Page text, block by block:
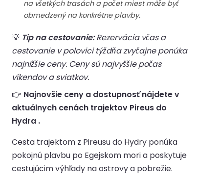
na všetkých trasách a počet miest môže byť
obmedzený na konkrétne plavby.
💡 Tip na cestovanie:Rezervácia včas a
cestovanie v polovici týždňa zvyčajne ponúka
najnižšie ceny. Ceny sú najvyššie počas
víkendov a sviatkov.
👉 Najnovšie ceny a dostupnosť nájdete v
aktuálnych cenách trajektov Pireus do
Hydra .
Cesta trajektom z Pireusu do Hydry ponúka
pokojnú plavbu po Egejskom mori a poskytuje
cestujúcim výhľady na ostrovy a pobrežie.